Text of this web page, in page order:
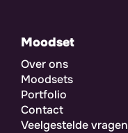
Moodset
Over ons
Moodsets
Portfolio
Contact
Veelgestelde vragen